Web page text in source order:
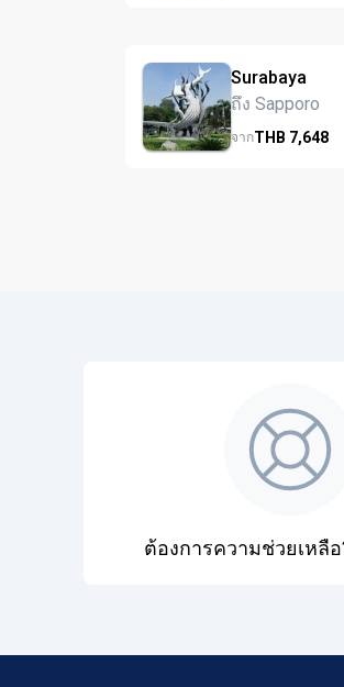
Surabaya
ถึง Sapporo
จากTHB 7,648
ต้องการความช่วยเหลื